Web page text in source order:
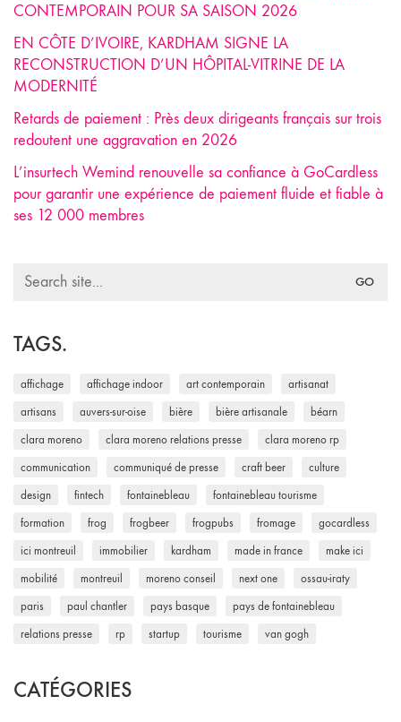
CONTEMPORAIN POUR SA SAISON 2026
EN CÔTE D’IVOIRE, KARDHAM SIGNE LA
RECONSTRUCTION D’UN HÔPITAL-VITRINE DE LA
MODERNITÉ
Retards de paiement : Près deux dirigeants français sur trois
redoutent une aggravation en 2026
L’insurtech Wemind renouvelle sa confiance à GoCardless
pour garantir une expérience de paiement fluide et fiable à
ses 12 000 membres
Search
TAGS.
affichage affichage indoor art contemporain artisanat
artisans auvers-sur-oise bière bière artisanale béarn
clara moreno clara moreno relations presse clara moreno rp
communication communiqué de presse craft beer culture
design fintech fontainebleau fontainebleau tourisme
formation frog frogbeer frogpubs fromage gocardless
ici montreuil immobilier kardham made in france make ici
mobilité montreuil moreno conseil next one ossau-iraty
paris paul chantler pays basque pays de fontainebleau
relations presse rp startup tourisme van gogh
CATÉGORIES